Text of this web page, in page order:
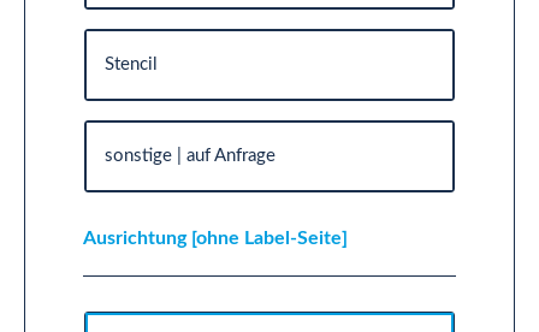
Stencil
sonstige | auf Anfrage
Ausrichtung [ohne Label-Seite]